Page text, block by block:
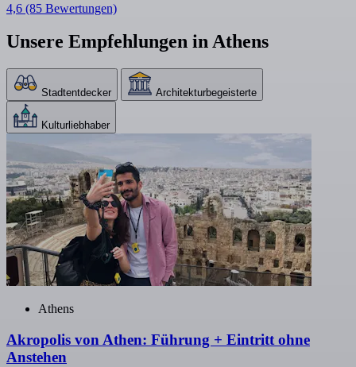
4,6 (85 Bewertungen)
Unsere Empfehlungen in Athens
Stadtentdecker Architekturbegeisterte
Kulturliebhaber
Athens
Akropolis von Athen: Führung + Eintritt ohne
Anstehen